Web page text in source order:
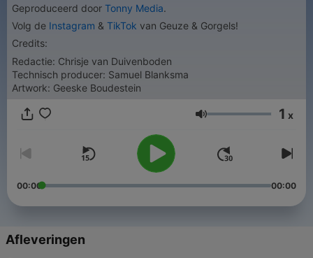
Geproduceerd door Tonny Media.
Volg de Instagram & TikTok van Geuze & Gorgels!
Credits:
Redactie: Chrisje van Duivenboden
Technisch producer: Samuel Blanksma
Artwork: Geeske Boudestein
Volume 1 x
00:00 00:00
Afleveringen